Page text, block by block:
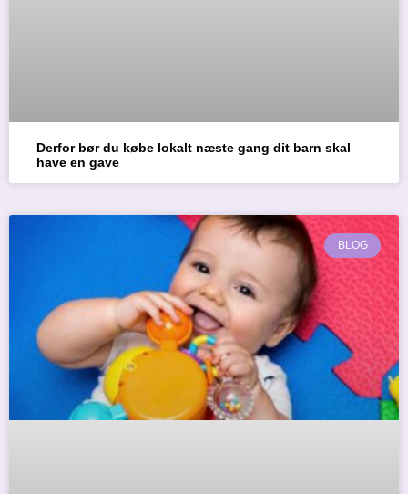
Derfor bør du købe lokalt næste gang dit barn skal
have en gave
BLOG